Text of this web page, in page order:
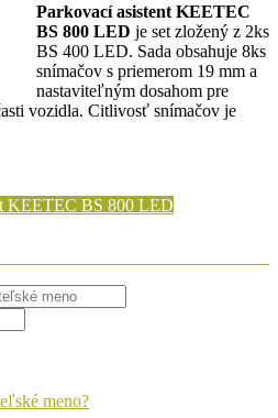
Parkovací asistent KEETEC
BS 800 LED je set zložený z 2ks
BS 400 LED. Sada obsahuje 8ks
snímačov s priemerom 19 mm a
nastaviteľným dosahom pre
vozidla. Citlivosť snímačov je
KEETEC BS 800 LED
meno?